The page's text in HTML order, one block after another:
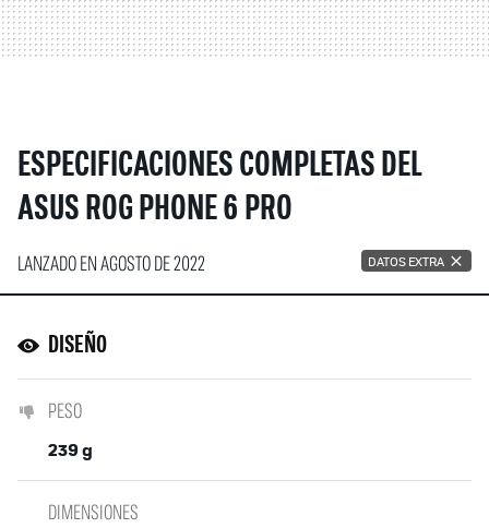
ESPECIFICACIONES COMPLETAS DEL
ASUS ROG PHONE 6 PRO
LANZADO EN AGOSTO DE 2022 DATOS EXTRA
DISEÑO
PESO
239 g
DIMENSIONES